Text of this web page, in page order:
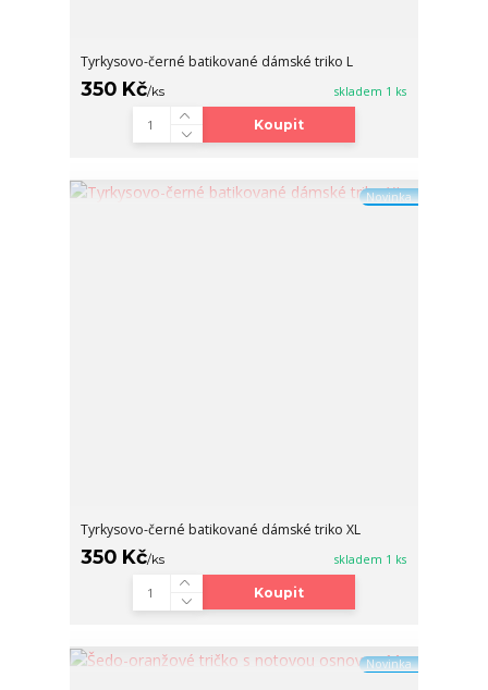
Tyrkysovo-černé batikované dámské triko L
350 Kč/ks skladem 1 ks
Koupit
Novinka
Tyrkysovo-černé batikované dámské triko XL
350 Kč/ks skladem 1 ks
Koupit
Novinka